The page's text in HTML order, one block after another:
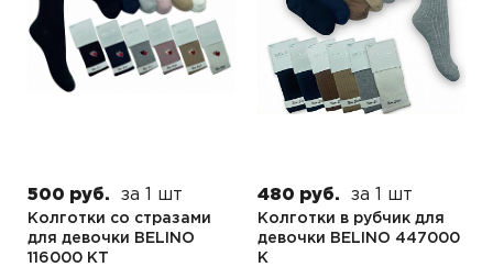
500 руб. за 1 шт
Колготки со стразами
для девочки BELINO
116000 KT
480 руб. за 1 шт
Колготки в рубчик для
девочки BELINO 447000
K